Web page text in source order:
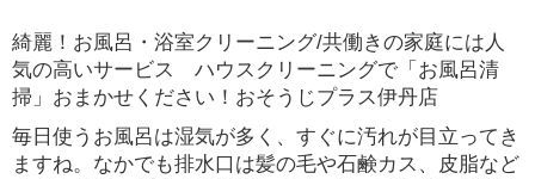
綺麗！お風呂・浴室クリーニング/共働きの家庭には人
気の高いサービス ハウスクリーニングで「お風呂清
掃」おまかせください！おそうじプラス伊丹店
毎日使うお風呂は湿気が多く、すぐに汚れが目立ってき
ますね。なかでも排水口は髪の毛や石鹸カス、皮脂など